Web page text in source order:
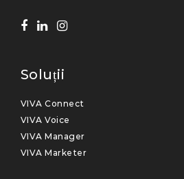
Soluții
VIVA Connect
VIVA Voice
VIVA Manager
VIVA Marketer